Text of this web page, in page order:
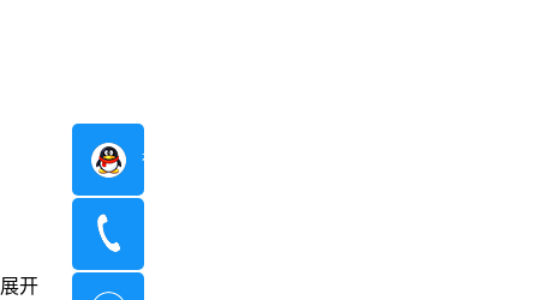
在线咨询
展开